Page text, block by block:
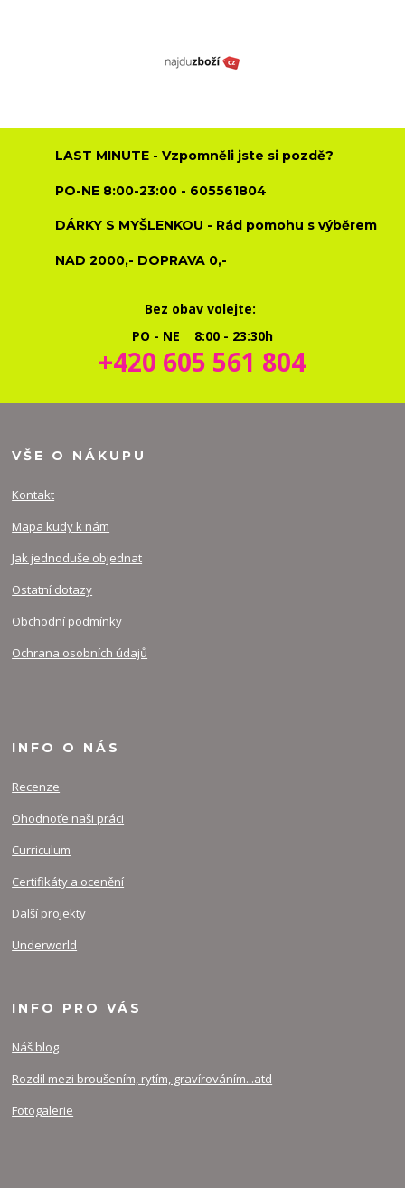
LAST MINUTE - Vzpomněli jste si pozdě?
PO-NE 8:00-23:00 - 605561804
DÁRKY S MYŠLENKOU - Rád pomohu s výběrem
NAD 2000,- DOPRAVA 0,-
Bez obav volejte:
PO - NE 8:00 - 23:30h
+420 605 561 804
VŠE O NÁKUPU
Kontakt
Mapa kudy k nám
Jak jednoduše objednat
Ostatní dotazy
Obchodní podmínky
Ochrana osobních údajů
INFO O NÁS
Recenze
Ohodnoťe naši práci
Curriculum
Certifikáty a ocenění
Další projekty
Underworld
INFO PRO VÁS
Náš blog
Rozdíl mezi broušením, rytím, gravírováním...atd
Fotogalerie